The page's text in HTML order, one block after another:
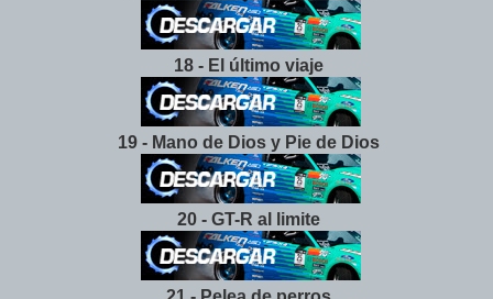
18 - El último viaje
19 - Mano de Dios y Pie de Dios
20 - GT-R al limite